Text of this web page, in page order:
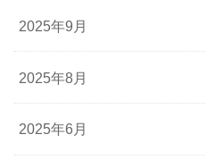
2025年9月
2025年8月
2025年6月